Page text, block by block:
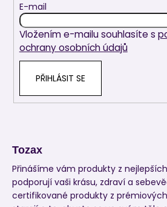
E-mail
Vložením e-mailu souhlasíte s
ochrany osobních údajů
PŘIHLÁSIT SE
Tozax
Přinášíme vám produkty z
podporují vaši krásu, zdraví a
certifikované produkty z